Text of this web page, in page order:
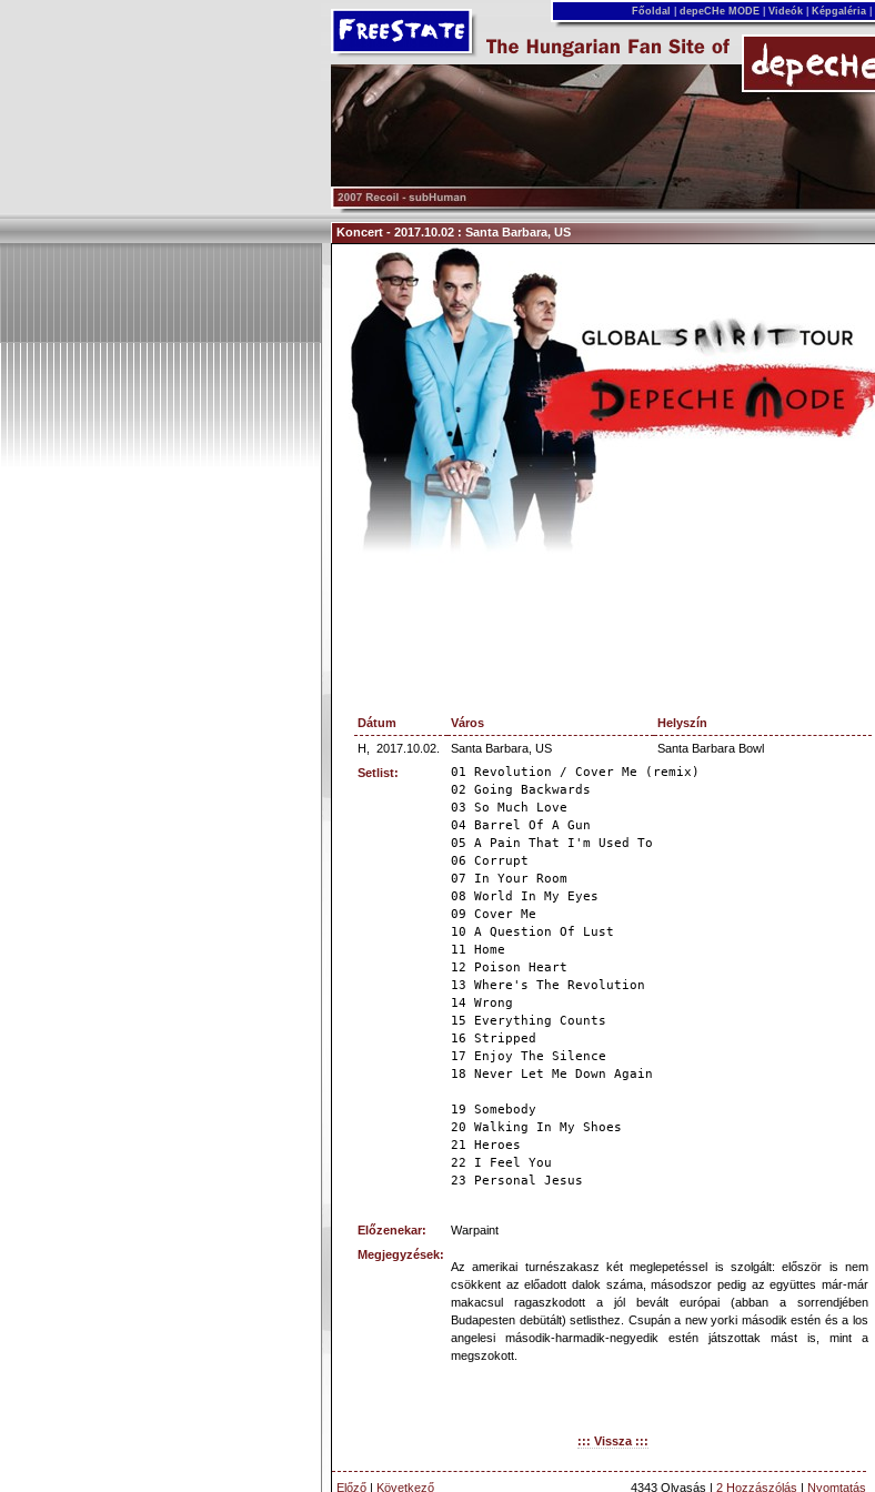
Főoldal depeCHe MODE Videók Képgaléria
Koncert - 2017.10.02 : Santa Barbara, US
Dátum Város
Helyszín
H,
2017.10.02. Santa Barbara, US
Santa Barbara Bowl
Setlist:
01 Revolution / Cover Me (remix)
02 Going Backwards
03 So Much Love
04 Barrel Of A Gun
05 A Pain That I'm Used To
06 Corrupt
07 In Your Room
08 World In My Eyes
09 Cover Me
10 A Question Of Lust
11 Home
12 Poison Heart
13 Where's The Revolution
14 Wrong
15 Everything Counts
16 Stripped
17 Enjoy The Silence
18 Never Let Me Down Again
19 Somebody
20 Walking In My Shoes
21 Heroes
22 I Feel You
23 Personal Jesus
Előzenekar:
Warpaint
Megjegyzések:
Az amerikai turnészakasz két meglepetéssel is szolgált: először is nem
csökkent az előadott dalok száma, másodszor pedig az együttes már-már
makacsul ragaszkodott a jól bevált európai (abban a sorrendjében
Budapesten debütált) setlisthez. Csupán a new yorki második estén és a los
angelesi második-harmadik-negyedik estén játszottak mást is, mint a
megszokott.
::: Vissza :::
Előző | Következő 4343 Olvasás | 2 Hozzászólás | Nyomtatás